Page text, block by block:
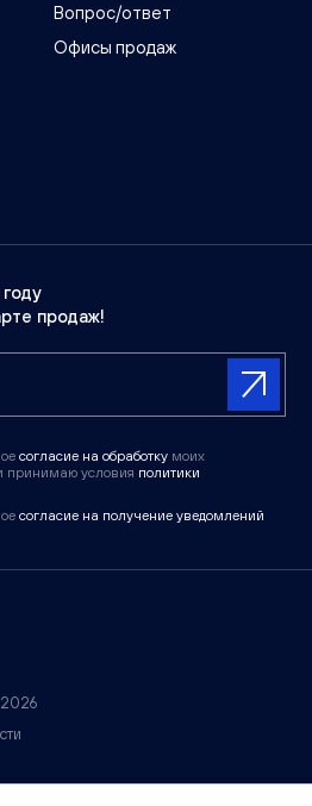
Вопрос/ответ
Офисы продаж
продаж!
согласие на обработку моих
принимаю условия политики
согласие на получение уведомлений